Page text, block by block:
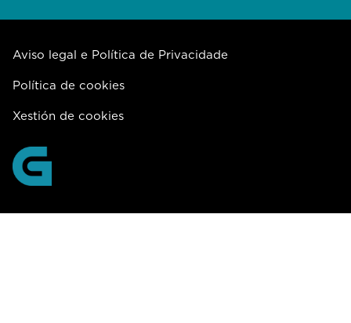
Aviso legal e Política de Privacidade
Política de cookies
Xestión de cookies